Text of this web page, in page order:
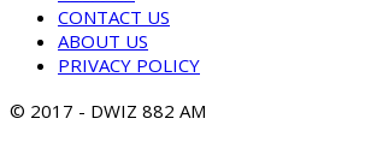
CONTACT US
ABOUT US
PRIVACY POLICY
© 2017 - DWIZ 882 AM